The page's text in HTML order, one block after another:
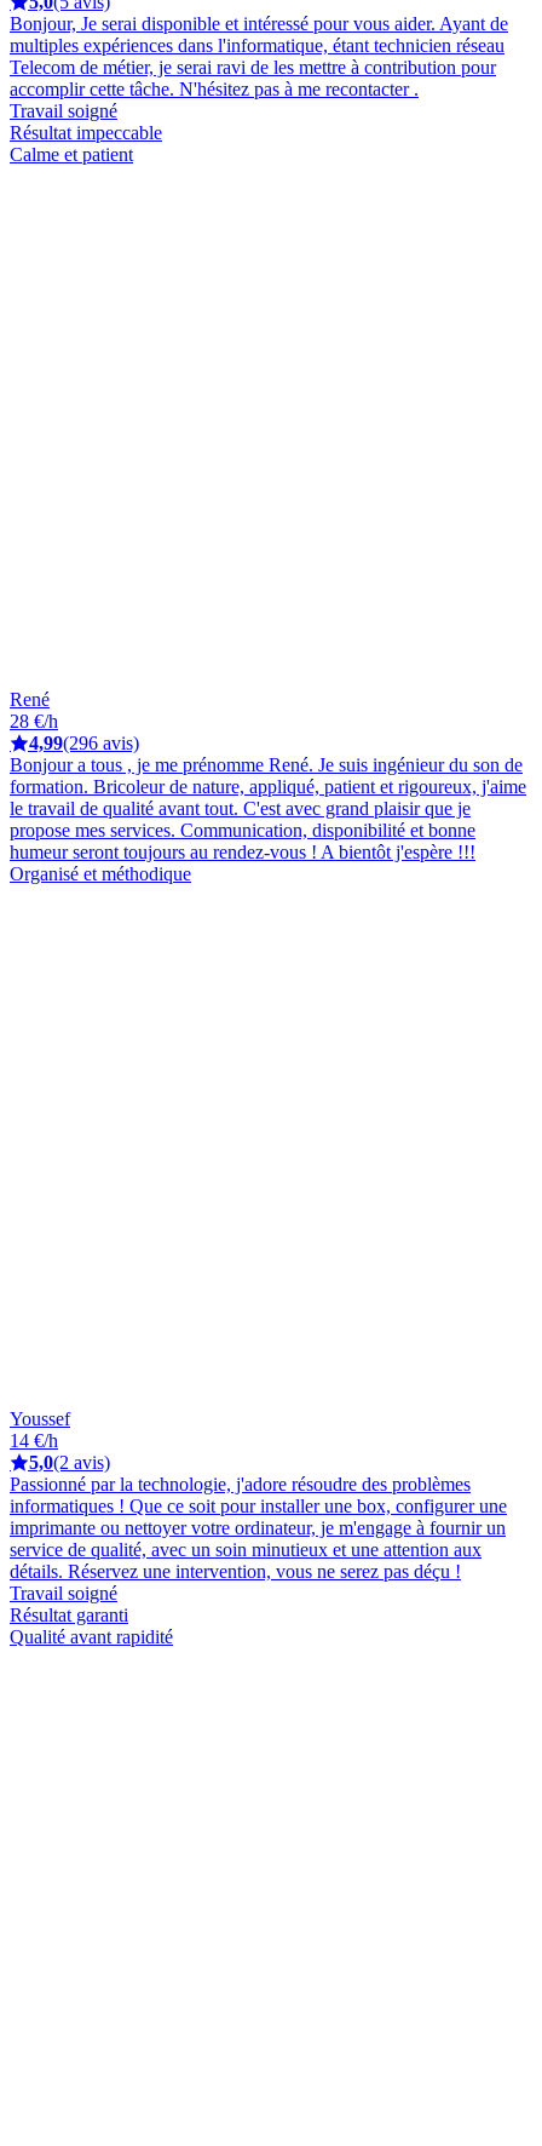
Bonjour, Je serai disponible et intéressé pour vous aider. Ayant de
multiples expériences dans l'informatique, étant technicien réseau
Telecom de métier, je serai ravi de les mettre à contribution pour
accomplir cette tâche. N'hésitez pas à me recontacter .
Travail soigné
Résultat impeccable
Calme et patient
René
28 €/h
4,99(296 avis)
Bonjour a tous , je me prénomme René. Je suis ingénieur du son de
formation. Bricoleur de nature, appliqué, patient et rigoureux, j'aime
le travail de qualité avant tout. C'est avec grand plaisir que je
propose mes services. Communication, disponibilité et bonne
humeur seront toujours au rendez-vous ! A bientôt j'espère !!!
Organisé et méthodique
Youssef
14 €/h
5,0(2 avis)
Passionné par la technologie, j'adore résoudre des problèmes
informatiques ! Que ce soit pour installer une box, configurer une
imprimante ou nettoyer votre ordinateur, je m'engage à fournir un
service de qualité, avec un soin minutieux et une attention aux
détails. Réservez une intervention, vous ne serez pas déçu !
Travail soigné
Résultat garanti
Qualité avant rapidité